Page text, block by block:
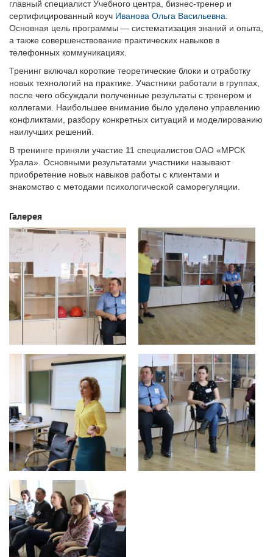
главный специалист Учебного центра, бизнес-тренер и
сертифицированный коуч Иванова Ольга Васильевна.
Основная цель программы — систематизация знаний и опыта,
а также совершенствование практических навыков в
телефонных коммуникациях.
Тренинг включал короткие теоретические блоки и отработку
новых технологий на практике. Участники работали в группах,
после чего обсуждали полученные результаты с тренером и
коллегами. Наибольшее внимание было уделено управлению
конфликтами, разбору конкретных ситуаций и моделированию
наилучших решений.
В тренинге приняли участие 11 специалистов ОАО «МРСК
Урала». Основными результатами участники называют
приобретение новых навыков работы с клиентами и
знакомство с методами психологической саморегуляции.
Галерея